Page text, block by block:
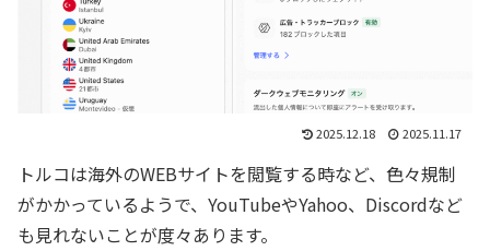
2025.12.18 2025.11.17
トルコは海外のWEBサイトを閲覧する時など、色々規制
がかかっているようで、YouTubeやYahoo、Discordなど
も見れないことが度々あります。